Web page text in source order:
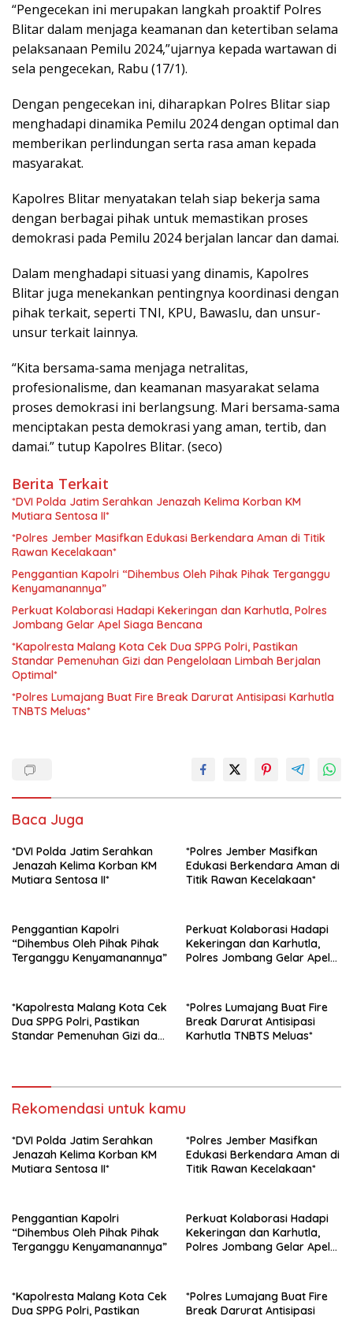
“Pengecekan ini merupakan langkah proaktif Polres
Blitar dalam menjaga keamanan dan ketertiban selama
pelaksanaan Pemilu 2024,”ujarnya kepada wartawan di
sela pengecekan, Rabu (17/1).
Dengan pengecekan ini, diharapkan Polres Blitar siap
menghadapi dinamika Pemilu 2024 dengan optimal dan
memberikan perlindungan serta rasa aman kepada
masyarakat.
Kapolres Blitar menyatakan telah siap bekerja sama
dengan berbagai pihak untuk memastikan proses
demokrasi pada Pemilu 2024 berjalan lancar dan damai.
Dalam menghadapi situasi yang dinamis, Kapolres
Blitar juga menekankan pentingnya koordinasi dengan
pihak terkait, seperti TNI, KPU, Bawaslu, dan unsur-
unsur terkait lainnya.
“Kita bersama-sama menjaga netralitas,
profesionalisme, dan keamanan masyarakat selama
proses demokrasi ini berlangsung. Mari bersama-sama
menciptakan pesta demokrasi yang aman, tertib, dan
damai.” tutup Kapolres Blitar. (seco)
Berita Terkait
*DVI Polda Jatim Serahkan Jenazah Kelima Korban KM
Mutiara Sentosa II*
*Polres Jember Masifkan Edukasi Berkendara Aman di Titik
Rawan Kecelakaan*
Penggantian Kapolri “Dihembus Oleh Pihak Pihak Terganggu
Kenyamanannya”
Perkuat Kolaborasi Hadapi Kekeringan dan Karhutla, Polres
Jombang Gelar Apel Siaga Bencana
*Kapolresta Malang Kota Cek Dua SPPG Polri, Pastikan
Standar Pemenuhan Gizi dan Pengelolaan Limbah Berjalan
Optimal*
*Polres Lumajang Buat Fire Break Darurat Antisipasi Karhutla
TNBTS Meluas*
Baca Juga
*DVI Polda Jatim Serahkan
Jenazah Kelima Korban KM
Mutiara Sentosa II*
*Polres Jember Masifkan
Edukasi Berkendara Aman di
Titik Rawan Kecelakaan*
Penggantian Kapolri
“Dihembus Oleh Pihak Pihak
Terganggu Kenyamanannya”
Perkuat Kolaborasi Hadapi
Kekeringan dan Karhutla,
Polres Jombang Gelar Apel
*Kapolresta Malang Kota Cek
Dua SPPG Polri, Pastikan
Standar Pemenuhan Gizi dan
*Polres Lumajang Buat Fire
Break Darurat Antisipasi
Karhutla TNBTS Meluas*
Rekomendasi untuk kamu
*DVI Polda Jatim Serahkan
Jenazah Kelima Korban KM
Mutiara Sentosa II*
*Polres Jember Masifkan
Edukasi Berkendara Aman di
Titik Rawan Kecelakaan*
Penggantian Kapolri
“Dihembus Oleh Pihak Pihak
Terganggu Kenyamanannya”
Perkuat Kolaborasi Hadapi
Kekeringan dan Karhutla,
Polres Jombang Gelar Apel
*Kapolresta Malang Kota Cek
Dua SPPG Polri, Pastikan
*Polres Lumajang Buat Fire
Break Darurat Antisipasi